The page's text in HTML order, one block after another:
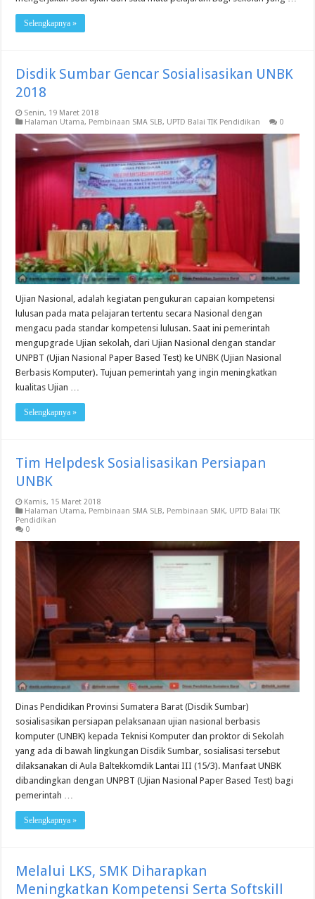
Selengkapnya »
Disdik Sumbar Gencar Sosialisasikan UNBK
2018
Senin, 19 Maret 2018
Halaman Utama, Pembinaan SMA SLB, UPTD Balai TIK Pendidikan 0
Ujian Nasional, adalah kegiatan pengukuran capaian kompetensi
lulusan pada mata pelajaran tertentu secara Nasional dengan
mengacu pada standar kompetensi lulusan. Saat ini pemerintah
mengupgrade Ujian sekolah, dari Ujian Nasional dengan standar
UNPBT (Ujian Nasional Paper Based Test) ke UNBK (Ujian Nasional
Berbasis Komputer). Tujuan pemerintah yang ingin meningkatkan
kualitas Ujian …
Selengkapnya »
Tim Helpdesk Sosialisasikan Persiapan
UNBK
Kamis, 15 Maret 2018
Halaman Utama, Pembinaan SMA SLB, Pembinaan SMK, UPTD Balai TIK
Pendidikan
0
Dinas Pendidikan Provinsi Sumatera Barat (Disdik Sumbar)
sosialisasikan persiapan pelaksanaan ujian nasional berbasis
komputer (UNBK) kepada Teknisi Komputer dan proktor di Sekolah
yang ada di bawah lingkungan Disdik Sumbar, sosialisasi tersebut
dilaksanakan di Aula Baltekkomdik Lantai III (15/3). Manfaat UNBK
dibandingkan dengan UNPBT (Ujian Nasional Paper Based Test) bagi
pemerintah …
Selengkapnya »
Melalui LKS, SMK Diharapkan
Meningkatkan Kompetensi Serta Softskill